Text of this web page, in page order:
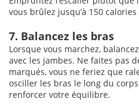
vous brûlez jusqu’à 150 calories
7. Balancez les bras
Lorsque vous marchez,
avec les jambes. Ne faites pas
marqués, vous ne feriez que
osciller les bras le long du
renforcer votre équilibre.